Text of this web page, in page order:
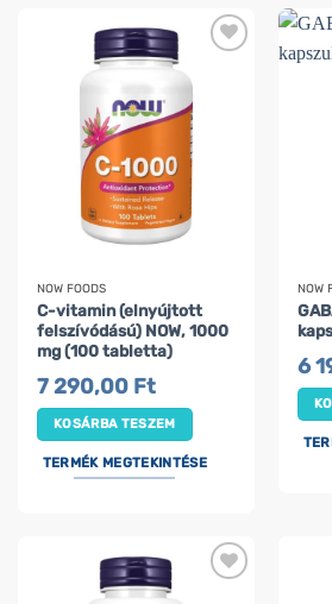
NOW FOODS
C-vitamin (elnyújtott
felszívódású) NOW, 1000
mg (100 tabletta)
7 290,00 Ft
KOSÁRBA TESZEM
TERMÉK MEGTEKINTÉSE
NOW
6